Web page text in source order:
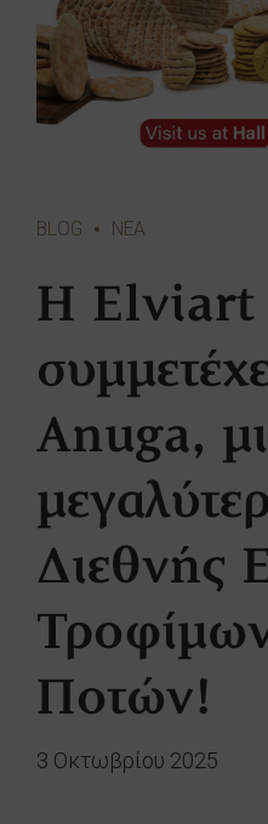
BLOG ΝΕΑ
Η Elviart
Anuga,
Διεθνής
Ποτών!
3 Οκτωβρίου 2025